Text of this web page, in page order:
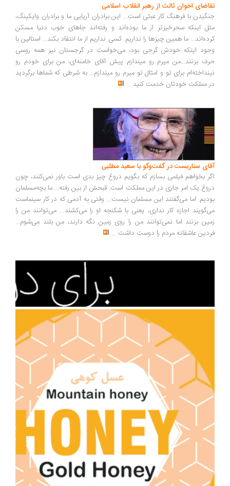
تقاضای اخوان ثالث از رهبر انقلاب اسلامی
جنگیدن با فرهنگ کار عبثی است... این برادران آریایی ما و برادران وایکینگ،
مثل اینکه سحرخیزتر از ما بوده‌اند و رفته‌اند جاهای خوب دنیا مسکن
کرده‌اند... ما همین چیزها را نداریم. کسی نداریم از ما انتقاد بکند... استالین با
وجود اینکه خودش گرجی بود، می‌خواست در گرجستان نیز همه روسی
حرف بزنند...من میرم رو میندازم پیش آقای خامنه‌ای، من برای خودم رو
نینداخته‌ام برای تو و امثال تو میرم رو میندازم... به شرطی که شماها برگردید
در مملکت خودتان خدمت کنید ...
آقای سناریست در گفت‌وگو با سعید مطلبی
اگر بخواهم فیلمی بسازم که بگویم دروغ چیز بدی است باور نمی‌کنند، چون
دروغ یک امر جاری در این مملکت است. قبحش از بین رفته... ما بچه‌مسلمان
بودیم. اما می‌گفتند این مسلمان نیست... وقتی به آدمی که در کار سینماست
می‌گویند اجازه کار نداری، یعنی با شکنجه او را می‌کشند... می‌توانند من را
زمین بزنند اما نمی‌توانند من را روی زمین نگه دارند، من بلند می‌شوم...
فردین عاشقانه مردم را دوست داشت ...